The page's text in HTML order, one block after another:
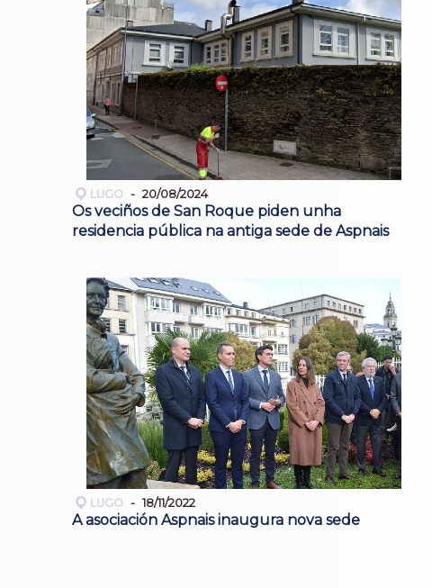
LUGO 20/08/2024
Os veciños de San Roque piden unha
residencia pública na antiga sede de Aspnais
LUGO 18/11/2022
A asociación Aspnais inaugura nova sede